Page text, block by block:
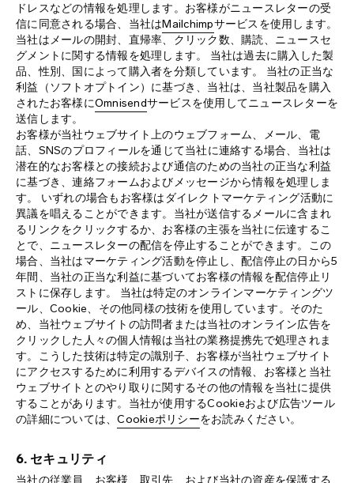
ドレスなどの情報を処理します。お客様がニュースレターの受
信に同意される場合、当社はMailchimpサービスを使用します。
当社はメールの開封、直帰率、クリック数、購読、ニュースセ
グメントに関する情報を処理します。 当社は過去に購入した製
品、性別、国によって購入者を分類しています。 当社の正当な
利益（ソフトオプトイン）に基づき、当社は、当社製品を購入
されたお客様にOmnisendサービスを使用してニュースレターを
送信します。
お客様が当社ウェブサイト上のウェブフォーム、メール、電
話、SNSのプロフィールを通じて当社に連絡する場合、当社は
潜在的なお客様との接続および通信のための当社の正当な利益
に基づき、連絡フォームおよびメッセージから情報を処理しま
す。 いずれの場合もお客様はダイレクトマーケティング活動に
異議を唱えることができます。当社が送信するメールに含まれ
るリンクをクリックするか、お客様の主張を当社に伝達するこ
とで、ニュースレターの配信を停止することができます。この
場合、当社はマーケティング活動を停止し、配信停止の日から5
年間、当社の正当な利益に基づいてお客様の情報を配信停止リ
ストに保存します。 当社は特定のオンラインマーケティングツ
ール、Cookie、その他同様の技術を使用しています。そのた
め、当社ウェブサイトの訪問者または当社のオンライン広告を
クリックした人々の個人情報は当社の業務提携先で処理されま
す。こうした技術は特定の識別子、お客様が当社ウェブサイト
にアクセスするために利用するデバイスの情報、お客様と当社
ウェブサイトとのやり取りに関するその他の情報を当社に提供
することがあります。当社が使用するCookieおよび広告ツール
の詳細については、Cookieポリシーをお読みください。
6. セキュリティ
当社の従業員、お客様、取引先、および当社の資産を保護する